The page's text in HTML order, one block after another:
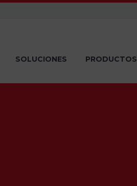
SOLUCIONES PRODUCTOS